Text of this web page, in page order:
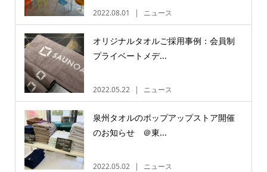
2022.08.01 ニュース
オリジナルタオルご採用事例：会員制
プライベートメデ...
2022.05.22 ニュース
泉州タオルのポップアップストア開催
のお知らせ ＠東...
2022.05.02 ニュース